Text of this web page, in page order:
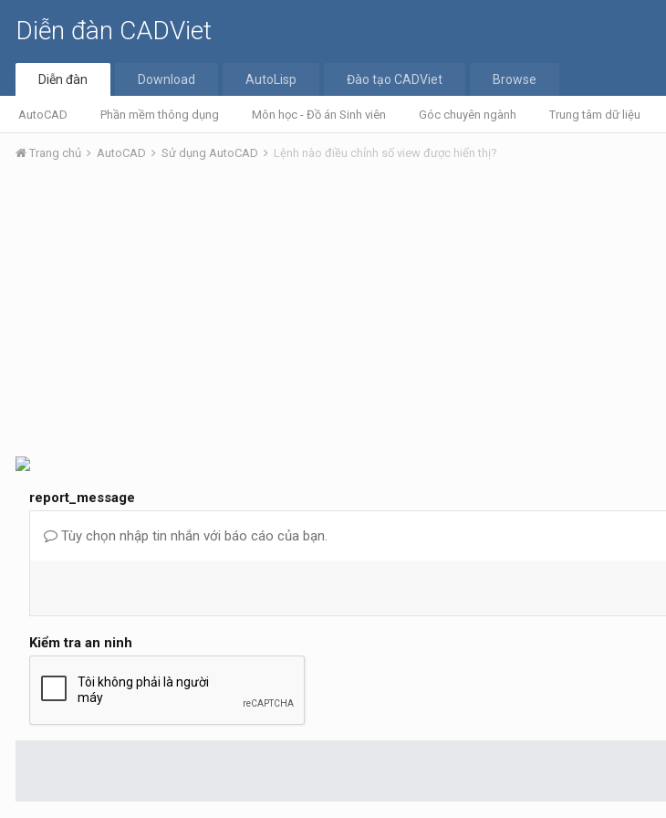
Diễn đàn CADViet
Diễn đàn
AutoCAD Phần mềm thông dụng Môn học - Đồ án Sinh viên Góc chuyên ngành Trung tâm dữ liệu
Download AutoLisp Đào tạo CADViet Browse
Trang chủ AutoCAD Sử dụng AutoCAD Lệnh nào điều chỉnh số view được hiển thị?
report_message
Tùy chọn nhập tin nhắn với báo cáo của bạn.
Kiểm tra an ninh